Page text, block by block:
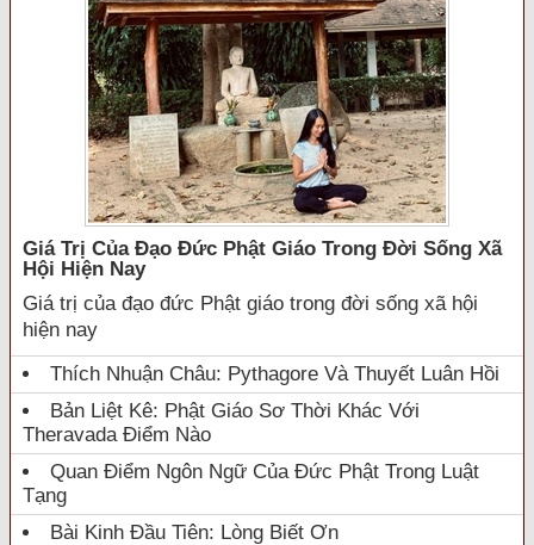
Giá Trị Của Đạo Đức Phật Giáo Trong Đời Sống Xã
Hội Hiện Nay
Giá trị của đạo đức Phật giáo trong đời sống xã hội
hiện nay
Thích Nhuận Châu: Pythagore Và Thuyết Luân Hồi
Bản Liệt Kê: Phật Giáo Sơ Thời Khác Với
Theravada Điểm Nào
Quan Điểm Ngôn Ngữ Của Đức Phật Trong Luật
Tạng
Bài Kinh Đầu Tiên: Lòng Biết Ơn